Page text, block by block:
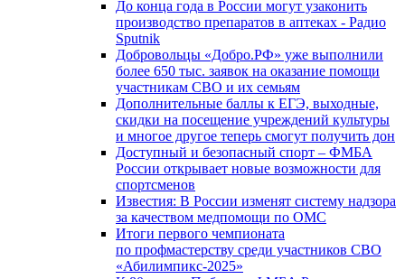
До конца года в России могут узаконить
производство препаратов в аптеках - Радио
Sputnik
Добровольцы «Добро.РФ» уже выполнили
более 650 тыс. заявок на оказание помощи
участникам СВО и их семьям
Дополнительные баллы к ЕГЭ, выходные,
скидки на посещение учреждений культуры
и многое другое теперь смогут получить дон
Доступный и безопасный спорт – ФМБА
России открывает новые возможности для
спортсменов
Известия: В России изменят систему надзора
за качеством медпомощи по ОМС
Итоги первого чемпионата
по профмастерству среди участников СВО
«Абилимпикс-2025»